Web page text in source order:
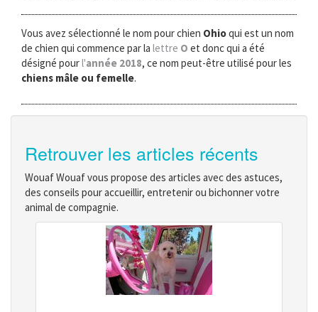
Vous avez sélectionné le nom pour chien Ohioqui est un nom
de chien qui commence par la lettre O et donc qui a été
désigné pourl'année 2018, ce nom peut-être utilisé pour les
chiens mâle ou femelle.
Retrouver les articles récents
Wouaf Wouaf vous propose des articles avec des astuces,
des conseils pour accueillir, entretenir ou bichonner votre
animal de compagnie.